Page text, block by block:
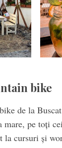
bike
de la
mare, pe toți
la cursuri și